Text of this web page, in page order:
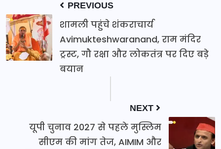
PREVIOUS
शामली पहुंचे शंकराचार्य
Avimukteshwaranand, राम मंदिर
ट्रस्ट, गौ रक्षा और लोकतंत्र पर दिए बड़े
बयान
NEXT
यूपी चुनाव 2027 से पहले मुस्लिम
सीएम की मांग तेज, AIMIM और